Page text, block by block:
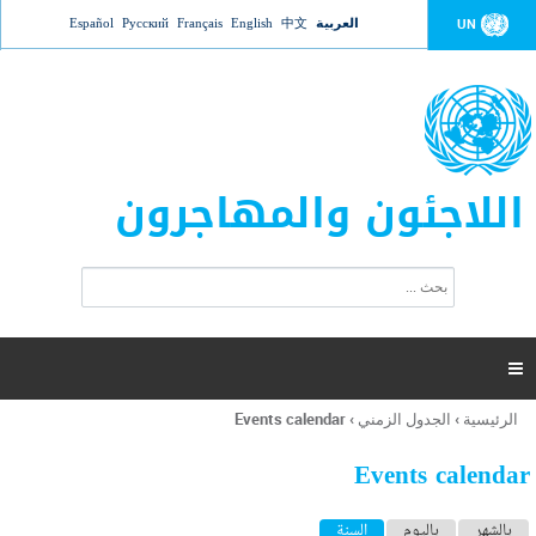
Jump to navigation UN العربية 中文
English
Français
Русский
Español
اللاجئون والمهاجرون
ت
ر
ل
ح
ب

أنت
هنا
الرئيسية › الجدول الزمني ›
Events calendar
Events calendar